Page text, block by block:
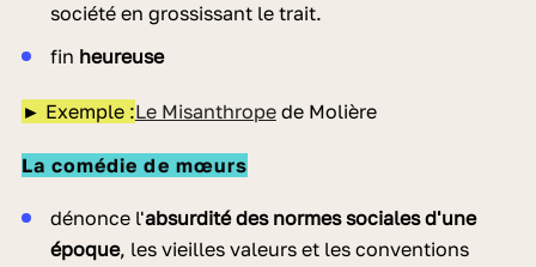
société en grossissant le trait.
fin heureuse
► Exemple :Le Misanthropede Molière
La comédie de mœurs
dénonce l'absurdité des normes sociales d'une
époque, les vieilles valeurs et les conventions